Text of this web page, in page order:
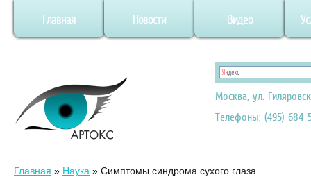
Главная Новости Видео
Москва, ул.
Телефоны: (495) 684-
Главная » Наука » Симптомы синдрома сухого глаза